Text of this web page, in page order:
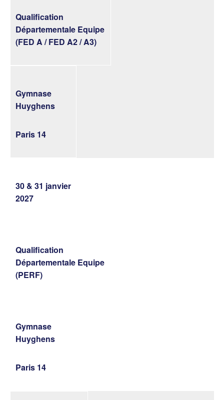
Qualification
Départementale Equipe
(FED A / FED A2 / A3)
Gymnase
Huyghens
Paris 14
30 & 31 janvier
2027
Qualification
Départementale Equipe
(PERF)
Gymnase
Huyghens
Paris 14